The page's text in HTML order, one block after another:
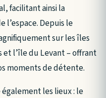
facilitant ainsi la
l’espace. Depuis le
sur les îles
et l’île du Levant – offrant
moments de détente.
les lieux : le